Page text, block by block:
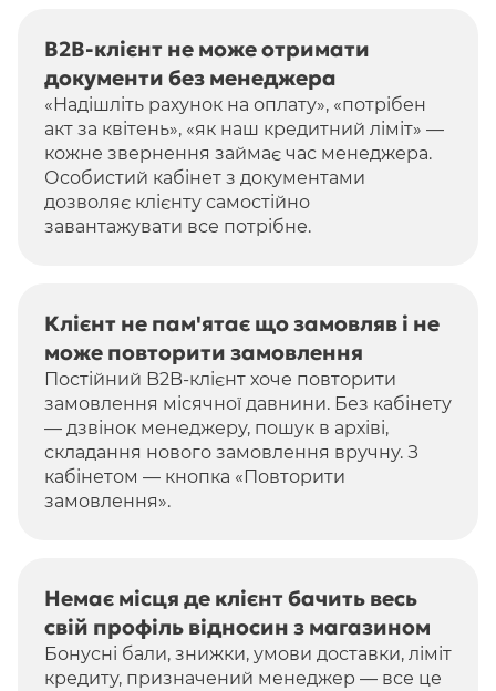
B2B-клієнт не може отримати
документи без менеджера
«Надішліть рахунок на оплату», «потрібен
акт за квітень», «як наш кредитний ліміт» —
кожне звернення займає час менеджера.
Особистий кабінет з документами
дозволяє клієнту самостійно
завантажувати все потрібне.
Клієнт не пам'ятає що замовляв і не
може повторити замовлення
Постійний B2B-клієнт хоче повторити
замовлення місячної давнини. Без кабінету
— дзвінок менеджеру, пошук в архіві,
складання нового замовлення вручну. З
кабінетом — кнопка «Повторити
замовлення».
Немає місця де клієнт бачить весь
свій профіль відносин з магазином
Бонусні бали, знижки, умови доставки, ліміт
кредиту, призначений менеджер — все це